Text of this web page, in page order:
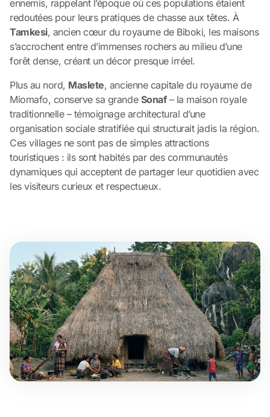
ennemis, rappelant l’époque où ces populations étaient
redoutées pour leurs pratiques de chasse aux têtes. À
Tamkesi, ancien cœur du royaume de Biboki, les maisons
s’accrochent entre d’immenses rochers au milieu d’une
forêt dense, créant un décor presque irréel.
Plus au nord, Maslete, ancienne capitale du royaume de
Miomafo, conserve sa grande Sonaf– la maison royale
traditionnelle – témoignage architectural d’une
organisation sociale stratifiée qui structurait jadis la région.
Ces villages ne sont pas de simples attractions
touristiques : ils sont habités par des communautés
dynamiques qui acceptent de partager leur quotidien avec
les visiteurs curieux et respectueux.